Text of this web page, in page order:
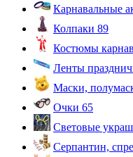
Карнавальные
Колпаки 89
Костюмы
Ленты
Маски,
Очки 65
Световые
Серпантин,